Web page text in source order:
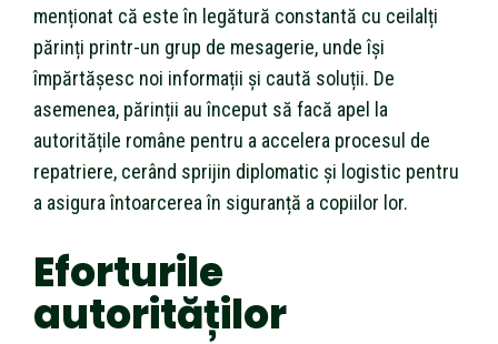
menționat că este în legătură constantă cu ceilalți
părinți printr-un grup de mesagerie, unde își
împărtășesc noi informații și caută soluții. De
asemenea, părinții au început să facă apel la
autoritățile române pentru a accelera procesul de
repatriere, cerând sprijin diplomatic și logistic pentru
a asigura întoarcerea în siguranță a copiilor lor.
Eforturile
autorităților